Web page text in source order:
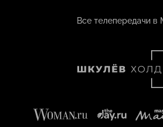
Все телепередачи в